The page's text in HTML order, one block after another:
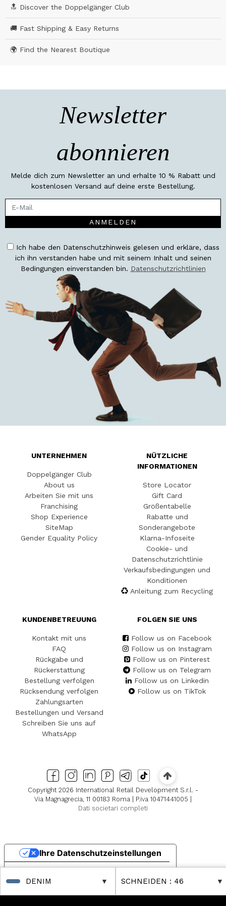
DENIM SCHNEIDEN : 46
🔝 Discover the Doppelgänger Club
🚚 Fast Shipping & Easy Returns
🌍 Find the Nearest Boutique
Newsletter
abonnieren
Melde dich zum Newsletter an und erhalte 10 % Rabatt und
kostenlosen Versand auf deine erste Bestellung.
ANMELDEN
Ich habe den Datenschutzhinweis gelesen und erkläre, dass
ich ihn verstanden habe und mit seinem Inhalt und seinen
Bedingungen einverstanden bin. Datenschutzrichtlinien
UNTERNEHMEN
Doppelgänger Club
About us
Arbeiten Sie mit uns
Franchising
Shop Experience
SiteMap
Gender Equality Policy
NÜTZLICHE
INFORMATIONEN
Store Locator
Gift Card
Größentabelle
Rabatte und
Sonderangebote
Klarna-Infoseite
Cookie- und
Datenschutzrichtlinie
Verkaufsbedingungen und
Konditionen
Anleitung zum Recycling
KUNDENBETREUUNG
Kontakt mit uns
FAQ
Rückgabe und
Rückerstattung
Bestellung verfolgen
Rücksendung verfolgen
Zahlungsarten
Bestellungen und Versand
Schreiben Sie uns auf
WhatsApp
FOLGEN SIE UNS
Follow us on Facebook
Follow us on Instagram
Follow us on Pinterest
Follow us on Telegram
Follow us on Linkedin
Follow us on TikTok
Copyright 2026 International Retail Development S.r.l. -
Via Magnagrecia, 11 00183 Roma | P.iva 10471441005 |
Dati societari completi
Hinweis bei Erhebung
Ihre Datenschutzeinstellungen